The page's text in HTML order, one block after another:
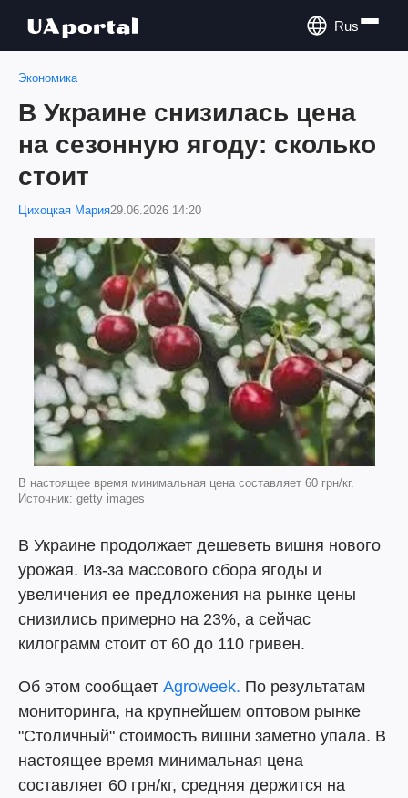
Rus
Экономика
В Украине снизилась цена
на сезонную ягоду: сколько
стоит
Цихоцкая Мария29.06.2026 14:20
В настоящее время минимальная цена составляет 60 грн/кг.
Источник: getty images
В Украине продолжает дешеветь вишня нового
урожая. Из-за массового сбора ягоды и
увеличения ее предложения на рынке цены
снизились примерно на 23%, а сейчас
килограмм стоит от 60 до 110 гривен.
Об этом сообщает Agroweek. По результатам
мониторинга, на крупнейшем оптовом рынке
"Столичный" стоимость вишни заметно упала. В
настоящее время минимальная цена
составляет 60 грн/кг, средняя держится на